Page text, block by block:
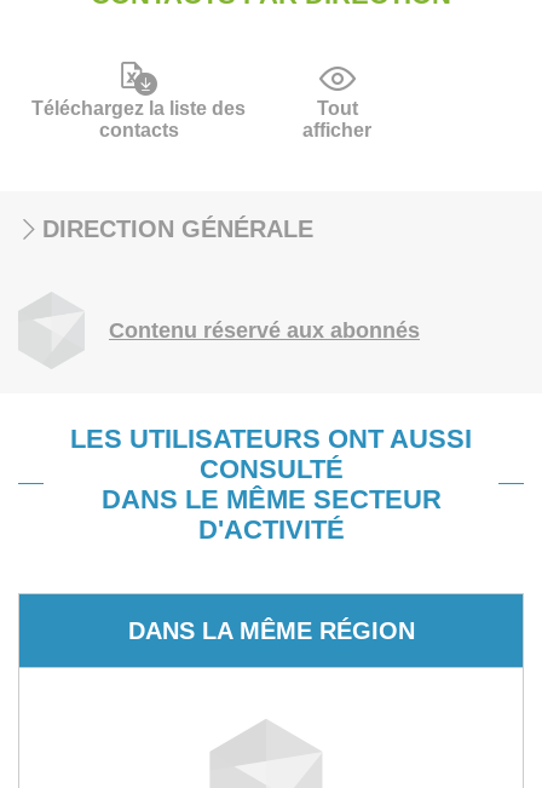
Téléchargez la liste des
contacts
Tout
afficher
DIRECTION GÉNÉRALE
Contenu réservé aux abonnés
LES UTILISATEURS ONT AUSSI
CONSULTÉ
DANS LE MÊME SECTEUR
D'ACTIVITÉ
DANS LA MÊME RÉGION